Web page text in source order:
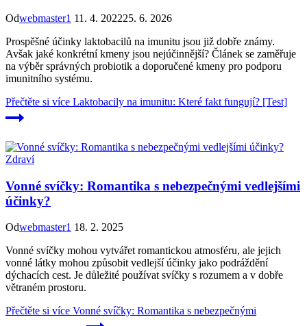
Odwebmaster1 11. 4. 202225. 6. 2026
Prospěšné účinky laktobacilů na imunitu jsou již dobře známy.
Avšak jaké konkrétní kmeny jsou nejúčinnější? Článek se zaměřuje
na výběr správných probiotik a doporučené kmeny pro podporu
imunitního systému.
Přečtěte si více Laktobacily na imunitu: Které fakt fungují? [Test]
Zdraví
Vonné svíčky: Romantika s nebezpečnými vedlejšími
účinky?
Odwebmaster1 18. 2. 2025
Vonné svíčky mohou vytvářet romantickou atmosféru, ale jejich
vonné látky mohou způsobit vedlejší účinky jako podráždění
dýchacích cest. Je důležité používat svíčky s rozumem a v dobře
větraném prostoru.
Přečtěte si více Vonné svíčky: Romantika s nebezpečnými